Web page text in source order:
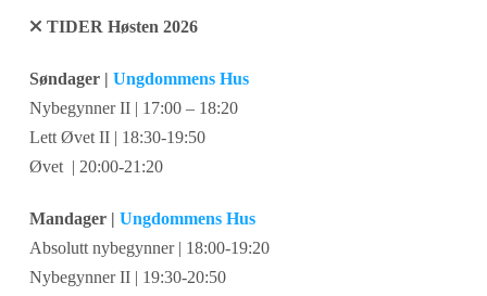
TIDER Høsten 2026
Søndager | Ungdommens Hus
Nybegynner II | 17:00 – 18:20
Lett Øvet II | 18:30-19:50
Øvet | 20:00-21:20
Mandager | Ungdommens Hus
Absolutt nybegynner | 18:00-19:20
Nybegynner II | 19:30-20:50